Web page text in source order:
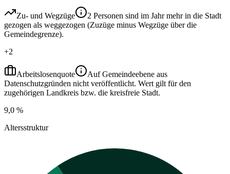
Zu- und Wegzüge
2 Personen sind im Jahr mehr in die Stadt
gezogen als weggezogen (Zuzüge minus Wegzüge über die
Gemeindegrenze).
+2
Arbeitslosenquote
Auf Gemeindeebene aus
Datenschutzgründen nicht veröffentlicht. Wert gilt für den
zugehörigen Landkreis bzw. die kreisfreie Stadt.
9,0 %
Altersstruktur